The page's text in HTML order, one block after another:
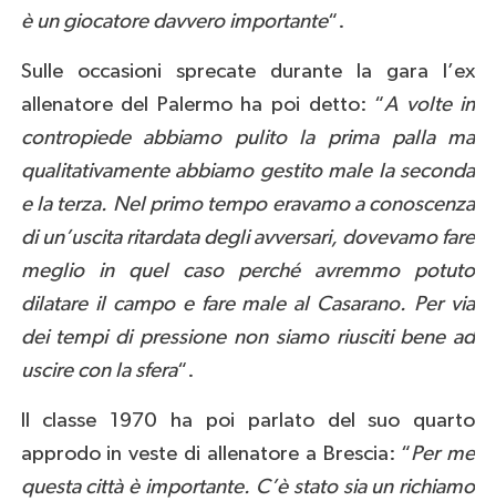
è un giocatore davvero importante“.
Sulle occasioni sprecate durante la gara l’ex
allenatore del Palermo ha poi detto: “A volte in
contropiede abbiamo pulito la prima palla ma
qualitativamente abbiamo gestito male la seconda
e la terza. Nel primo tempo eravamo a conoscenza
di un’uscita ritardata degli avversari, dovevamo fare
meglio in quel caso perché avremmo potuto
dilatare il campo e fare male al Casarano. Per via
dei tempi di pressione non siamo riusciti bene ad
uscire con la sfera“.
Il classe 1970 ha poi parlato del suo quarto
approdo in veste di allenatore a Brescia: “Per me
questa città è importante. C’è stato sia un richiamo